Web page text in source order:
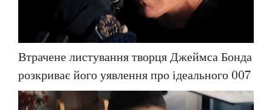
Втрачене листування творця Джеймса Бонда
розкриває його уявлення про ідеального 007